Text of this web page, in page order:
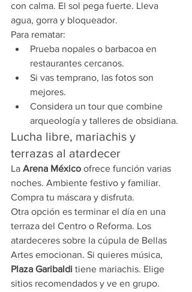
con calma. El sol pega fuerte. Lleva
agua, gorra y bloqueador.
Para rematar:
Prueba nopales o barbacoa en
restaurantes cercanos.
Si vas temprano, las fotos son
mejores.
Considera un tour que combine
arqueología y talleres de obsidiana.
Lucha libre, mariachis y
terrazas al atardecer
La Arena México ofrece función varias
noches. Ambiente festivo y familiar.
Compra tu máscara y disfruta.
Otra opción es terminar el día en una
terraza del Centro o Reforma. Los
atardeceres sobre la cúpula de Bellas
Artes emocionan. Si quieres música,
Plaza Garibaldi tiene mariachis. Elige
sitios recomendados y ve en grupo.